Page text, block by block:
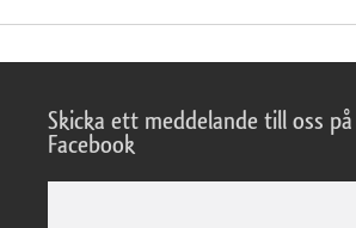
Skicka ett meddelande till oss på
Facebook